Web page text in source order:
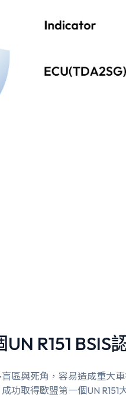
R151 BSIS
區與死角，容易造成重大
功取得歐盟第一個UN R151